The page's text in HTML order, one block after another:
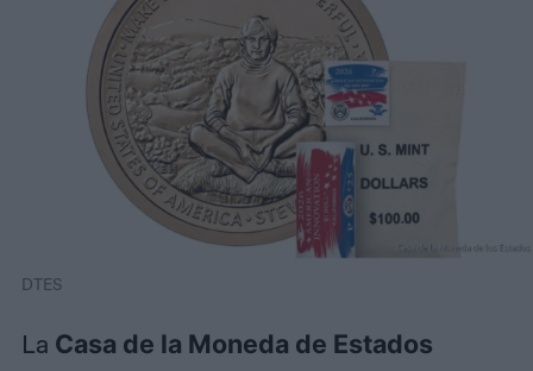
DTES
La Casa de la Moneda de Estados